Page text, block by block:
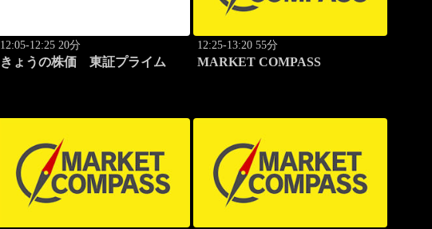
12:05-12:25 20分
きょうの株価 東証プライム
12:25-13:20 55分
MARKET COMPASS